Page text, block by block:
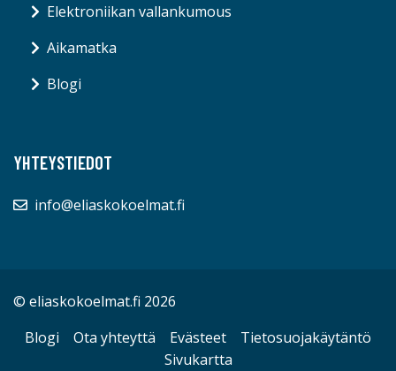
Elektroniikan vallankumous
Aikamatka
Blogi
YHTEYSTIEDOT
info@eliaskokoelmat.fi
© eliaskokoelmat.fi 2026
Blogi
Ota yhteyttä Evästeet
Tietosuojakäytäntö
Sivukartta